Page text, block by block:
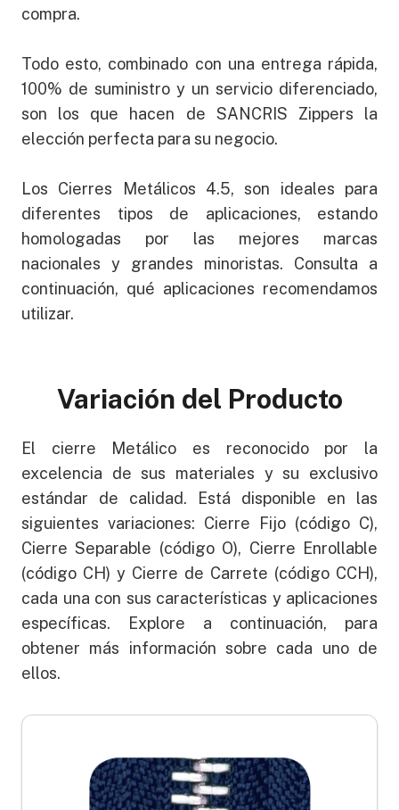
compra.
Todo esto, combinado con una entrega rápida,
100% de suministro y un servicio diferenciado,
son los que hacen de SANCRIS Zippers la
elección perfecta para su negocio.
Los Cierres Metálicos 4.5, son ideales para
diferentes tipos de aplicaciones, estando
homologadas por las mejores marcas
nacionales y grandes minoristas. Consulta a
continuación, qué aplicaciones recomendamos
utilizar.
Variación del Producto
El cierre Metálico es reconocido por la
excelencia de sus materiales y su exclusivo
estándar de calidad. Está disponible en las
siguientes variaciones: Cierre Fijo (código C),
Cierre Separable (código O), Cierre Enrollable
(código CH) y Cierre de Carrete (código CCH),
cada una con sus características y aplicaciones
específicas. Explore a continuación, para
obtener más información sobre cada uno de
ellos.